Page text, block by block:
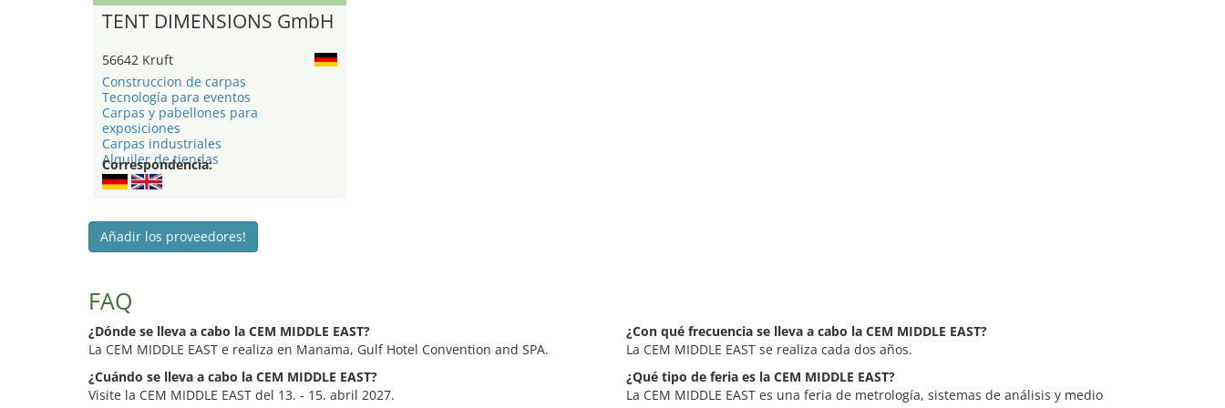
TENT DIMENSIONS GmbH
56642 Kruft
Construccion de carpas
Tecnología para eventos
Carpas y pabellones para
exposiciones
Carpas industriales
Alquiler de tiendas
Correspondencia:
Añadir los proveedores!
FAQ
¿Dónde se lleva a cabo la CEM MIDDLE EAST?
La CEM MIDDLE EAST e realiza en Manama, Gulf Hotel Convention and SPA.
¿Cuándo se lleva a cabo la CEM MIDDLE EAST?
Visite la CEM MIDDLE EAST del 13. - 15. abril 2027.
¿Con qué frecuencia se lleva a cabo la CEM MIDDLE EAST?
La CEM MIDDLE EAST se realiza cada dos años.
¿Qué tipo de feria es la CEM MIDDLE EAST?
La CEM MIDDLE EAST es una feria de metrología, sistemas de análisis y medio